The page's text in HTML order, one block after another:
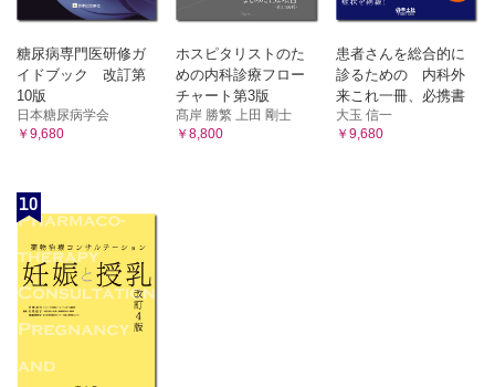
糖尿病専門医研修ガ
イドブック 改訂第
10版
日本糖尿病学会
￥9,680
ホスピタリストのた
めの内科診療フロー
チャート第3版
髙岸 勝繁 上田 剛士
￥8,800
患者さんを総合的に
診るための 内科外
来これ一冊、必携書
大玉 信一
￥9,680
10